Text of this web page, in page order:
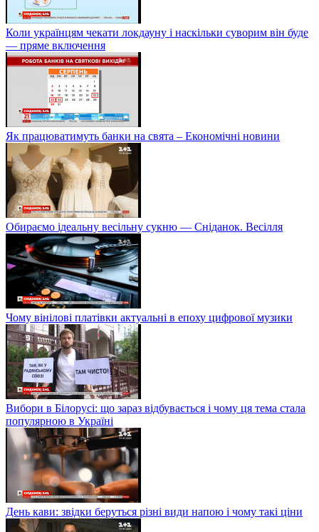
Коли українцям чекати локдауну і наскільки суворим він буде
— пряме включення
Як працюватимуть банки на свята – Економічні новини
Обираємо ідеальну весільну сукню — Сніданок. Весілля
Чому вінілові платівки актуальні в епоху цифрової музики
Вибори в Білорусі: що зараз відбувається і чому ця тема стала
популярною в Україні
День кави: звідки беруться різні види напою і чому такі ціни